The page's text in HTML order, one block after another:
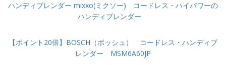
ハンディブレンダー mixxo(ミクソー) コードレス・ハイパワーの
ハンディブレンダー
【ポイント20倍】BOSCH（ボッシュ） コードレス・ハンディブ
レンダー MSM6A60JP